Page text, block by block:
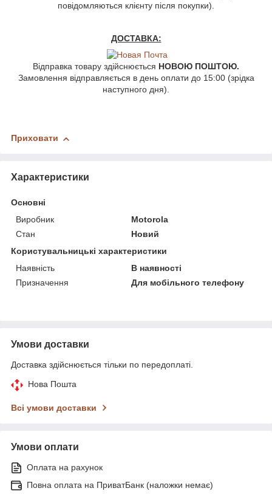
повідомляються клієнту після покупки).
ДОСТАВКА:
Відправка товару здійснюється НОВОЮ ПОШТОЮ.
Замовлення відправляється в день оплати до 15:00 (зрідка
наступного дня).
Приховати
Характеристики
Основні
Виробник
Motorola
Стан
Новий
Користувальницькі характеристики
Наявність
В наявності
Призначення
Для мобільного телефону
Умови доставки
Доставка здійснюється тільки по передоплаті.
Нова Пошта
Всі умови доставки
Умови оплати
Оплата на рахунок
Повна оплата на ПриватБанк (наложки немає)